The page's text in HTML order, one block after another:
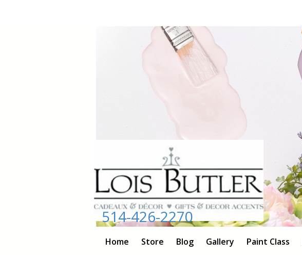
514-426-2270
Home Store Blog Gallery Paint Class